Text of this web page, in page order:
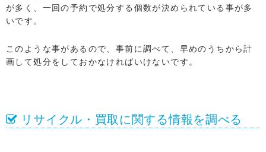
が多く、一回の予約で処分する個数が決められている事が多
いです。
このような事があるので、事前に調べて、早めのうちから計
画して処分をしておかなければいけないです。
リサイクル・買取に関する情報を調べる